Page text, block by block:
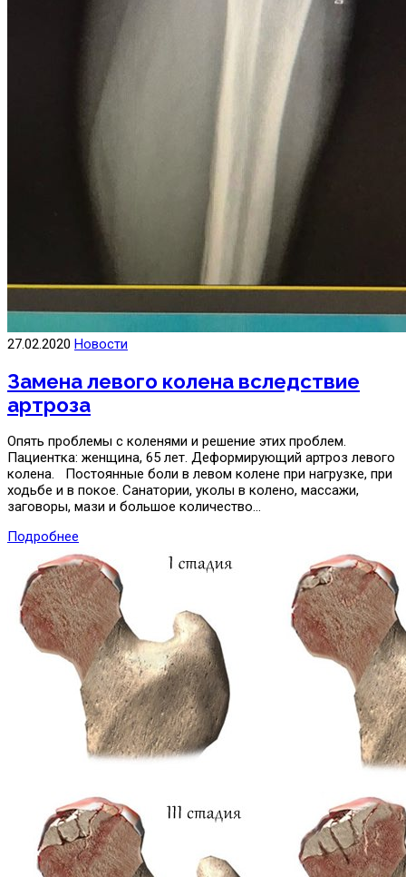
27.02.2020 Новости
Замена левого колена вследствие
артроза
Опять проблемы с коленями и решение этих проблем.
Пациентка: женщина, 65 лет. Деформирующий артроз левого
колена. Постоянные боли в левом колене при нагрузке, при
ходьбе и в покое. Санатории, уколы в колено, массажи,
заговоры, мази и большое количество…
Подробнее